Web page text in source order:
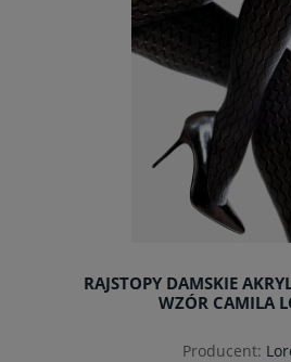
RAJSTOPY DAMSKIE
WZÓR CAMILA
Producent: